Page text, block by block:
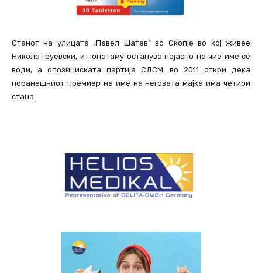
Станот на улицата „Павел Шатев“ во Скопје во кој живее
Никола Груевски, и понатаму останува нејасно на чие име се
води, а опозициската партија СДСМ, во 2011 откри дека
поранешниот премиер на име на неговата мајка има четири
стана.